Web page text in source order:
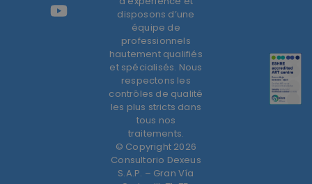
disposons d’une
équipe de
professionnels
hautement qualifiés
et spécialisés. Nous
respectons les
contrôles de qualité
les plus stricts dans
tous nos
traitements.
© Copyright 2026
Consultorio Dexeus
S.A.P. – Gran Vía